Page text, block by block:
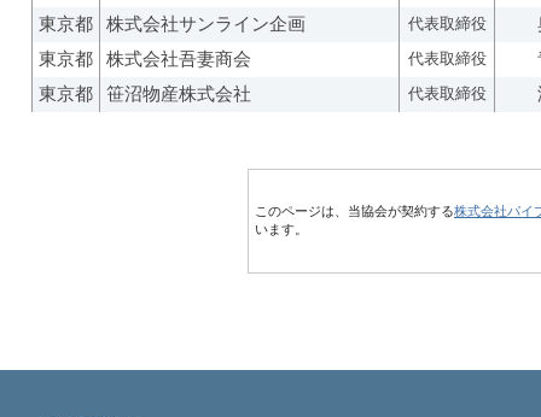
東京都 株式会社サンライン企画 代表取締役
東京都
株式会社吾妻商会 代表取締役
東京都
笹沼物産株式会社 代表取締役
このページは、当協会が契約する株式会社パイ
います。